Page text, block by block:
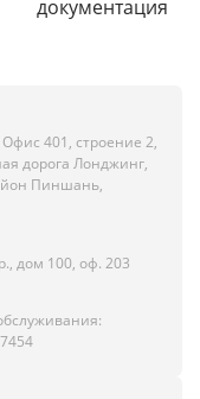
документация
401, строение 2,
дорога Лонджинг,
Пиншань,
дом 100, оф. 203